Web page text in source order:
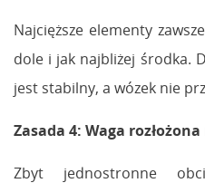
Najcięższe elementy
dole i jak najbliżej środka.
jest stabilny, a wózek nie
Zasada 4: Waga
Zbyt jednostronne